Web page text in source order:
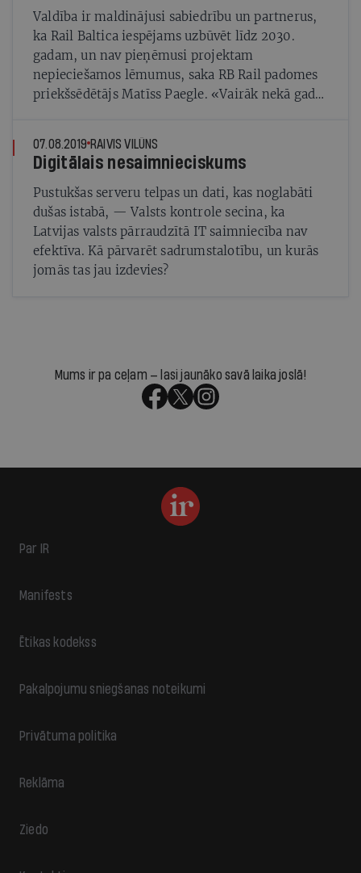
Valdība ir maldinājusi sabiedrību un partnerus,
ka Rail Baltica iespējams uzbūvēt līdz 2030.
gadam, un nav pieņēmusi projektam
nepieciešamos lēmumus, saka RB Rail padomes
priekšsēdētājs Matīss Paegle. «Vairāk nekā gadu
07.08.2019 RAIVIS VILŪNS
Digitālais nesaimnieciskums
Pustukšas serveru telpas un dati, kas noglabāti
dušas istabā, — Valsts kontrole secina, ka
Latvijas valsts pārraudzītā IT saimniecība nav
efektīva. Kā pārvarēt sadrumstalotību, un kurās
jomās tas jau izdevies?
Mums ir pa ceļam — lasi jaunāko savā laika joslā!
Par IR
Manifests
Ētikas kodekss
Pakalpojumu sniegšanas noteikumi
Privātuma politika
Reklāma
Ziedo